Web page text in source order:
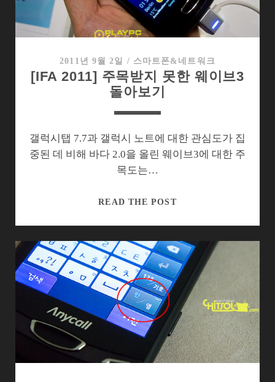
2011년 9월 2일 / 스마트폰&네트워크
[IFA 2011] 주목받지 못한 웨이브3
돌아보기
갤럭시탭 7.7과 갤럭시 노트에 대한 관심도가 집
중된 데 비해 바다 2.0을 올린 웨이브3에 대한 주
목도는…
READ THE POST[IFA
목
받
지
못
한
웨
이
브